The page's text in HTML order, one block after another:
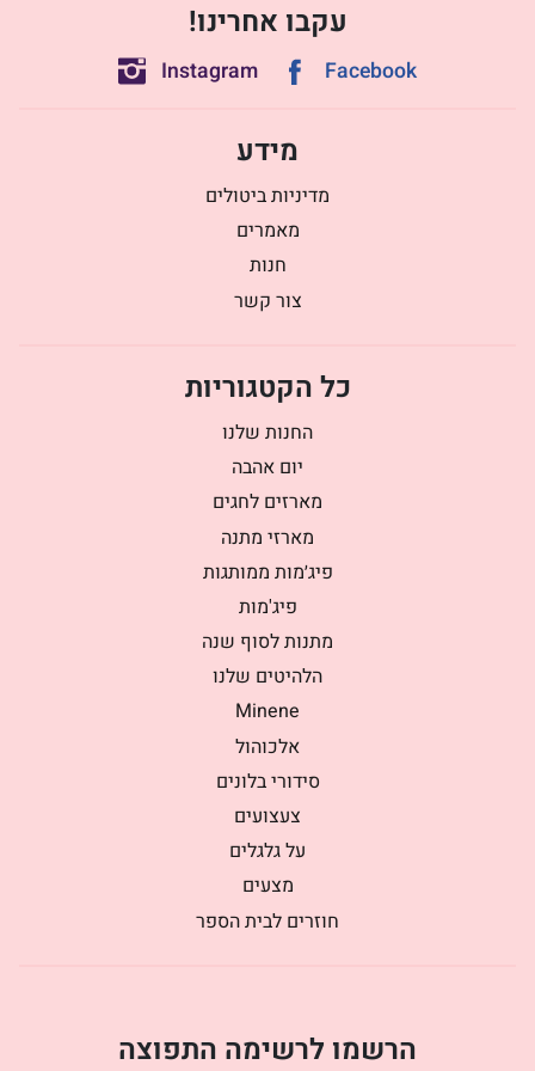
עקבו אחרינו!
Facebook
Instagram
מידע
מדיניות ביטולים
מאמרים
חנות
צור קשר
כל הקטגוריות
החנות שלנו
יום אהבה
מארזים לחגים
מארזי מתנה
פיג׳מות ממותגות
פיג'מות
מתנות לסוף שנה
הלהיטים שלנו
Minene
אלכוהול
סידורי בלונים
צעצועים
על גלגלים
מצעים
חוזרים לבית הספר
הרשמו לרשימה התפוצה